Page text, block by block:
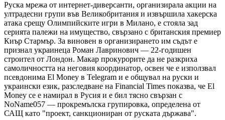
Руска мрежа от интернет-диверсанти, организирала акции на
ултрадесни групи във Великобритания и извършила хакерска
атака срещу Олимпийските игри в Милано, е стояла зад
серията палежи на имущество, свързано с британския премиер
Киър Стармър. За виновен в организирането им съдът е
признал украинеца Роман Лавринович — 22-годишен
строител от Лондон. Макар прокурорите да не разкриха
самоличността на неговия координатор, освен че е използвал
псевдонима El Money в Telegram и е общувал на руски и
украински език, разследване на Financial Times показва, че El
Money се е намирал в Русия и е бил тясно свързан с
NoName057 — прокремълска групировка, определена от
САЩ като "проект, санкциониран от руската държава".